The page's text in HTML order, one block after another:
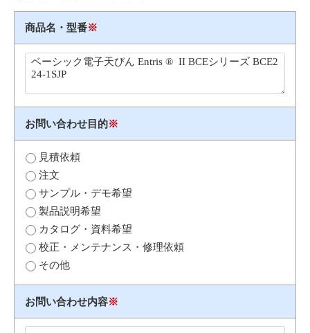
商品名・型番※
お問い合わせ目的※
見積依頼
注文
サンプル・デモ希望
製品説明希望
カタログ・資料希望
校正・メンテナンス・修理依頼
その他
お問い合わせ内容※